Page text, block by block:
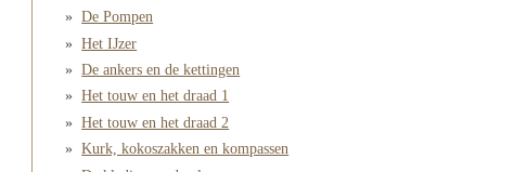
De Pompen
Het IJzer
De ankers en de kettingen
Het touw en het draad 1
Het touw en het draad 2
Kurk, kokoszakken en kompassen